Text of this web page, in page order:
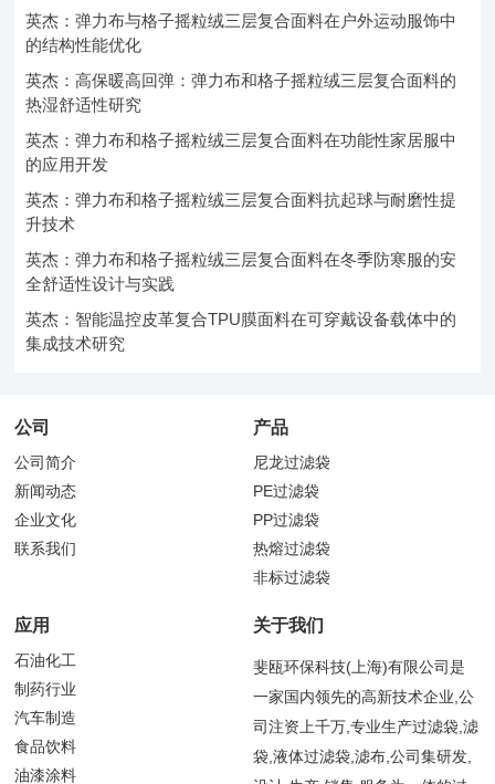
英杰：弹力布与格子摇粒绒三层复合面料在户外运动服饰中
的结构性能优化
英杰：高保暖高回弹：弹力布和格子摇粒绒三层复合面料的
热湿舒适性研究
英杰：弹力布和格子摇粒绒三层复合面料在功能性家居服中
的应用开发
英杰：弹力布和格子摇粒绒三层复合面料抗起球与耐磨性提
升技术
英杰：弹力布和格子摇粒绒三层复合面料在冬季防寒服的安
全舒适性设计与实践
英杰：智能温控皮革复合TPU膜面料在可穿戴设备载体中的
集成技术研究
公司
公司简介
新闻动态
企业文化
联系我们
产品
尼龙过滤袋
PE过滤袋
PP过滤袋
热熔过滤袋
非标过滤袋
应用
石油化工
制药行业
汽车制造
食品饮料
油漆涂料
关于我们
斐瓯环保科技(上海)有限公司是
一家国内领先的高新技术企业,公
司注资上千万,专业生产过滤袋,滤
袋,液体过滤袋,滤布,公司集研发,